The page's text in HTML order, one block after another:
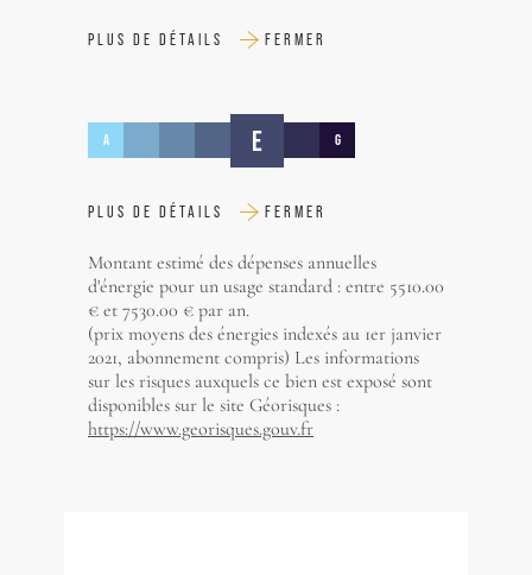
PLUS DE DÉTAILS FERMER
A E G
PLUS DE DÉTAILS FERMER
Montant estimé des dépenses annuelles
d'énergie pour un usage standard : entre 5510.00
€ et 7530.00 € par an.
(prix moyens des énergies indexés au 1er janvier
2021, abonnement compris) Les informations
sur les risques auxquels ce bien est exposé sont
disponibles sur le site Géorisques :
https://www.georisques.gouv.fr